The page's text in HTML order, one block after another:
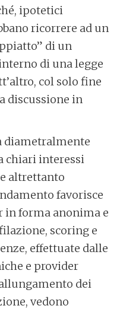
ipotetici
ricorrere ad un
di un
di una legge
col solo fine
discussione in
diametralmente
chiari interessi
altrettanto
favorisce
forma anonima e
scoring e
effettuate dalle
e provider
dei
vedono